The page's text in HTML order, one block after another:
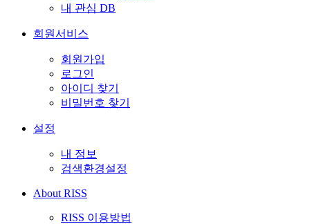
내 관심 DB
회원서비스
회원가입
로그인
아이디 찾기
비밀번호 찾기
설정
내 정보
검색환경설정
About RISS
RISS 이용방법